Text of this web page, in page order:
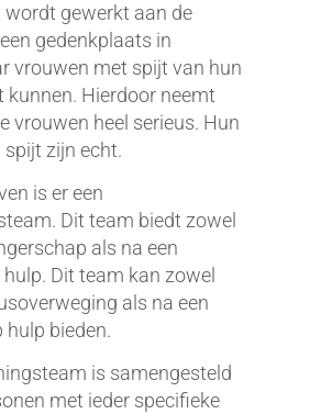
gewerkt aan de
gedenkplaats in
vrouwen met spijt van hun
kunnen. Hierdoor neemt
vrouwen heel serieus. Hun
spijt zijn echt.
is er een
Dit team biedt zowel
als na een
Dit team kan zowel
als na een
bieden.
is samengesteld
met ieder specifieke